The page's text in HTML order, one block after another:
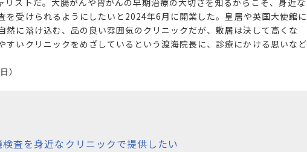
リストだ。大腸がんや胃がんの早期治療の大切さを知るからこそ、身近な
を受けられるようにしたいと2024年6月に開業した。皇居や英国大使館に
然に溶け込む、品の良い雰囲気のクリニックだが、敷居は決して高くな
すいクリニックをめざしているという渡海院長に、診療にかける思いなど
）
査を身近なクリニックで提供したい